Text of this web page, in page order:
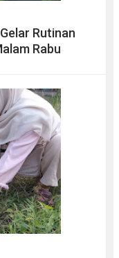
Rutinan
Rabu